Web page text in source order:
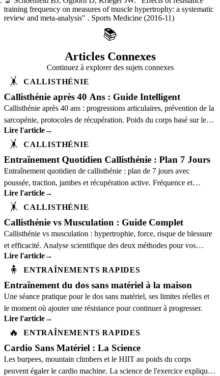
training frequency on measures of muscle hypertrophy: a systematic
review and meta-analysis" . Sports Medicine (2016-11)
📚
Articles Connexes
Continuez à explorer des sujets connexes
🤸 CALLISTHÉNIE
Callisthénie après 40 Ans : Guide Intelligent
Callisthénie après 40 ans : progressions articulaires, prévention de la
sarcopénie, protocoles de récupération. Poids du corps basé sur les
preuves.
Lire l'article→
🤸 CALLISTHÉNIE
Entraînement Quotidien Callisthénie : Plan 7 Jours
Entraînement quotidien de callisthénie : plan de 7 jours avec
poussée, traction, jambes et récupération active. Fréquence et
volume basés sur la science.
Lire l'article→
🤸 CALLISTHÉNIE
Callisthénie vs Musculation : Guide Complet
Callisthénie vs musculation : hypertrophie, force, risque de blessure
et efficacité. Analyse scientifique des deux méthodes pour vos
objectifs spécifiques.
Lire l'article→
🧍 ENTRAÎNEMENTS RAPIDES
Entraînement du dos sans matériel à la maison
Une séance pratique pour le dos sans matériel, ses limites réelles et
le moment où ajouter une résistance pour continuer à progresser.
Lire l'article→
🔥 ENTRAÎNEMENTS RAPIDES
Cardio Sans Matériel : La Science
Les burpees, mountain climbers et le HIIT au poids du corps
peuvent égaler le cardio machine. La science de l'exercice explique